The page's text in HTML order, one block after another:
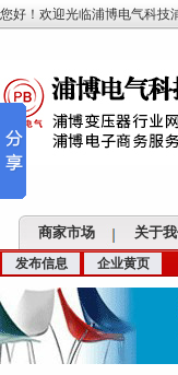
您好！欢迎光临浦博电气科技
商家市场 关于
发布信息 企业黄页